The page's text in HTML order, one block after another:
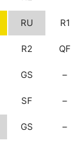
RU R1
R2 QF
GS –
SF –
GS –